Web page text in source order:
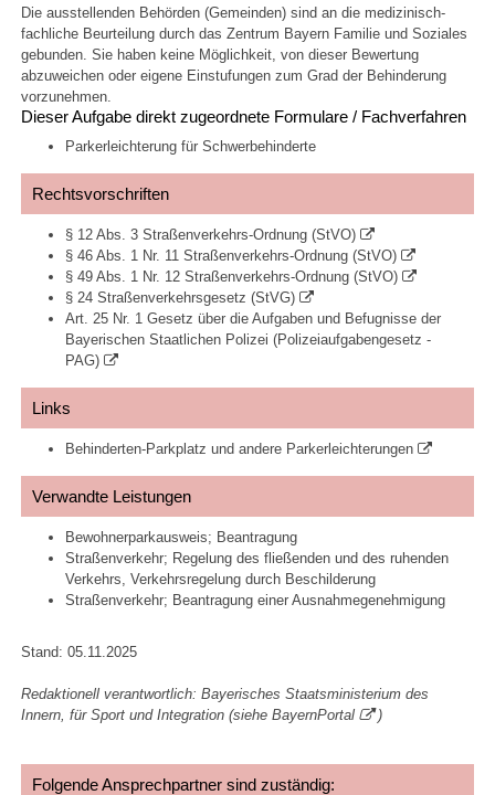
Die ausstellenden Behörden (Gemeinden) sind an die medizinisch-
fachliche Beurteilung durch das Zentrum Bayern Familie und Soziales
gebunden. Sie haben keine Möglichkeit, von dieser Bewertung
abzuweichen oder eigene Einstufungen zum Grad der Behinderung
vorzunehmen.
Dieser Aufgabe direkt zugeordnete Formulare / Fachverfahren
Parkerleichterung für Schwerbehinderte
Rechtsvorschriften
§ 12 Abs. 3 Straßenverkehrs-Ordnung (StVO)
§ 46 Abs. 1 Nr. 11 Straßenverkehrs-Ordnung (StVO)
§ 49 Abs. 1 Nr. 12 Straßenverkehrs-Ordnung (StVO)
§ 24 Straßenverkehrsgesetz (StVG)
Art. 25 Nr. 1 Gesetz über die Aufgaben und Befugnisse der
Bayerischen Staatlichen Polizei (Polizeiaufgabengesetz -
PAG)
Links
Behinderten-Parkplatz und andere Parkerleichterungen
Verwandte Leistungen
Bewohnerparkausweis; Beantragung
Straßenverkehr; Regelung des fließenden und des ruhenden
Verkehrs, Verkehrsregelung durch Beschilderung
Straßenverkehr; Beantragung einer Ausnahmegenehmigung
Stand: 05.11.2025
Redaktionell verantwortlich: Bayerisches Staatsministerium des
Innern, für Sport und Integration (sieheBayernPortal )
Folgende Ansprechpartner sind zuständig: